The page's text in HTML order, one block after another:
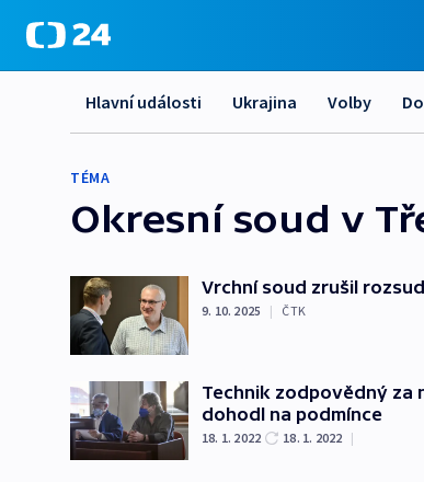
Hlavní události Ukrajina Volby
TÉMA
Okresní soud v
Vrchní soud zrušil
9. 10. 2025 | ČTK
Technik zodpovědný za
dohodl na podmínce
18. 1. 2022 18. 1. 2022 |